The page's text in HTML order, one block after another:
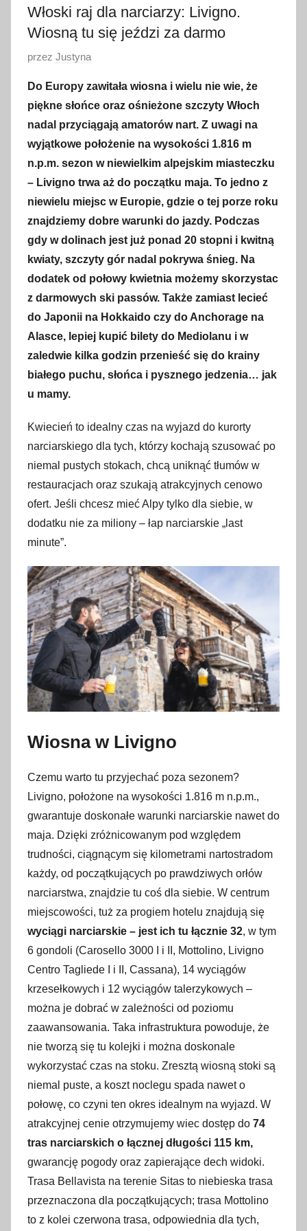
Włoski raj dla narciarzy: Livigno.
Wiosną tu się jeździ za darmo
O
u
b
l
i
k
o
w
a
n
o
9
i
e
t
n
i
2
0
2
5
przez Justyna
Do Europy zawitała wiosna i wielu nie wie, że
piękne słońce oraz ośnieżone szczyty Włoch
nadal przyciągają amatorów nart. Z uwagi na
wyjątkowe położenie na wysokości 1.816 m
n.p.m. sezon w niewielkim alpejskim miasteczku
– Livigno trwa aż do początku maja. To jedno z
niewielu miejsc w Europie, gdzie o tej porze roku
znajdziemy dobre warunki do jazdy. Podczas
gdy w dolinach jest już ponad 20 stopni i kwitną
kwiaty, szczyty gór nadal pokrywa śnieg. Na
dodatek od połowy kwietnia możemy skorzystac
z darmowych ski passów. Także zamiast lecieć
do Japonii na Hokkaido czy do Anchorage na
Alasce, lepiej kupić bilety do Mediolanu i w
zaledwie kilka godzin przenieść się do krainy
białego puchu, słońca i pysznego jedzenia… jak
u mamy.
Kwiecień to idealny czas na wyjazd do kurorty
narciarskiego dla tych, którzy kochają szusować po
niemal pustych stokach, chcą uniknąć tłumów w
restauracjach oraz szukają atrakcyjnych cenowo
ofert. Jeśli chcesz mieć Alpy tylko dla siebie, w
dodatku nie za miliony – łap narciarskie „last
minute”.
Wiosna w Livigno
Czemu warto tu przyjechać poza sezonem?
Livigno, położone na wysokości 1.816 m n.p.m.,
gwarantuje doskonałe warunki narciarskie nawet do
maja. Dzięki zróżnicowanym pod względem
trudności, ciągnącym się kilometrami nartostradom
każdy, od początkujących po prawdziwych orłów
narciarstwa, znajdzie tu coś dla siebie. W centrum
miejscowości, tuż za progiem hotelu znajdują się
wyciągi narciarskie – jest ich tu łącznie 32, w tym
6 gondoli (Carosello 3000 I i II, Mottolino, Livigno
Centro Tagliede I i II, Cassana), 14 wyciągów
krzesełkowych i 12 wyciągów talerzykowych –
można je dobrać w zależności od poziomu
zaawansowania. Taka infrastruktura powoduje, że
nie tworzą się tu kolejki i można doskonale
wykorzystać czas na stoku. Zresztą wiosną stoki są
niemal puste, a koszt noclegu spada nawet o
połowę, co czyni ten okres idealnym na wyjazd. W
atrakcyjnej cenie otrzymujemy wiec dostęp do 74
tras narciarskich o łącznej długości 115 km,
gwarancję pogody oraz zapierające dech widoki.
Trasa Bellavista na terenie Sitas to niebieska trasa
przeznaczona dla początkujących; trasa Mottolino
to z kolei czerwona trasa, odpowiednia dla tych,